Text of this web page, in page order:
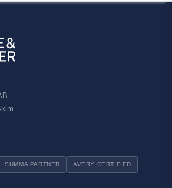
SUMMA PARTNER AVERY CERTIFIED